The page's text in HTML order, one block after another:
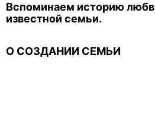
Вспоминаем историю
известной семьи.
О СОЗДАНИИ СЕМЬИ